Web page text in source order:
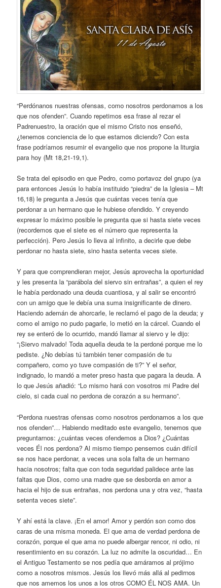
“Perdónanos nuestras ofensas, como nosotros perdonamos a los
que nos ofenden”. Cuando repetimos esa frase al rezar el
Padrenuestro, la oración que el mismo Cristo nos enseñó,
¿tenemos conciencia de lo que estamos diciendo? Con esta
frase podríamos resumir el evangelio que nos propone la liturgia
para hoy (Mt 18,21-19,1).
Se trata del episodio en que Pedro, como portavoz del grupo (ya
para entonces Jesús lo había instituido “piedra” de la Iglesia – Mt
16,18) le pregunta a Jesús que cuántas veces tenía que
perdonar a un hermano que le hubiese ofendido. Y creyendo
expresar lo máximo posible le pregunta que si hasta siete veces
(recordemos que el siete es el número que representa la
perfección). Pero Jesús lo lleva al infinito, a decirle que debe
perdonar no hasta siete, sino hasta setenta veces siete.
Y para que comprendieran mejor, Jesús aprovecha la oportunidad
y les presenta la “parábola del siervo sin entrañas”, a quien el rey
le había perdonado una deuda cuantiosa, y al salir se encontró
con un amigo que le debía una suma insignificante de dinero.
Haciendo ademán de ahorcarle, le reclamó el pago de la deuda; y
como el amigo no pudo pagarle, lo metió en la cárcel. Cuando el
rey se enteró de lo ocurrido, mandó llamar al siervo y le dijo:
“¡Siervo malvado! Toda aquella deuda te la perdoné porque me lo
pediste. ¿No debías tú también tener compasión de tu
compañero, como yo tuve compasión de ti?” Y el señor,
indignado, lo mandó a meter preso hasta que pagara la deuda. A
lo que Jesús añadió: “Lo mismo hará con vosotros mi Padre del
cielo, si cada cual no perdona de corazón a su hermano”.
“Perdona nuestras ofensas como nosotros perdonamos a los que
nos ofenden”… Habiendo meditado este evangelio, tenemos que
preguntarnos: ¿cuántas veces ofendemos a Dios? ¿Cuántas
veces Él nos perdona? Al mismo tiempo pensemos cuán difícil
se nos hace perdonar, a veces una sola falta de un hermano
hacia nosotros; falta que con toda seguridad palidece ante las
faltas que Dios, como una madre que se desborda en amor a
hacia el hijo de sus entrañas, nos perdona una y otra vez, “hasta
setenta veces siete”.
Y ahí está la clave. ¡En el amor! Amor y perdón son como dos
caras de una misma moneda. El que ama de verdad perdona de
corazón, porque el que ama no puede albergar rencor, ni odio, ni
resentimiento en su corazón. La luz no admite la oscuridad… En
el Antiguo Testamento se nos pedía que amáramos al prójimo
como a nosotros mismos. Jesús los llevó más allá al pedirnos
que nos amemos los unos a los otros COMO ÉL NOS AMA. Un